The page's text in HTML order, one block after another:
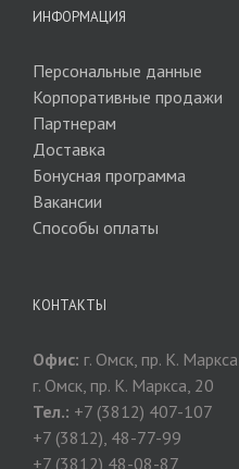
ИНФОРМАЦИЯ
Персональные данные
Корпоративные продажи
Партнерам
Доставка
Бонусная программа
Вакансии
Способы оплаты
КОНТАКТЫ
Офис: г. Омск, пр. К.
г. Омск, пр. К. Маркса, 20
Тел.: +7 (3812) 407-107
+7 (3812), 48-77-99
+7 (3812) 48-08-87